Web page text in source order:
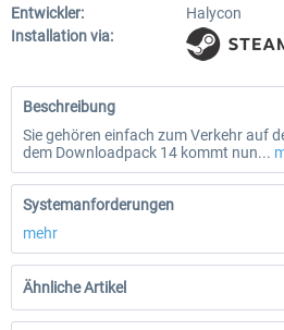
Entwickler:
Halycon
Installation via:
Beschreibung
Sie gehören einfach zum Verkehr auf
dem Downloadpack 14 kommt nun...
Systemanforderungen
mehr
Ähnliche Artikel